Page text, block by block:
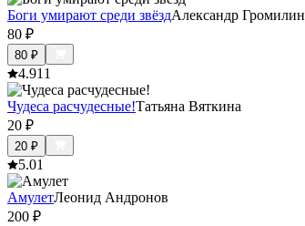
Боги умирают среди звёздАлександр Громилин
80 ₽
80 ₽
4.911
Чудеса расчудесные!Татьяна Вяткина
20 ₽
20 ₽
5.01
АмулетЛеонид Андронов
200 ₽